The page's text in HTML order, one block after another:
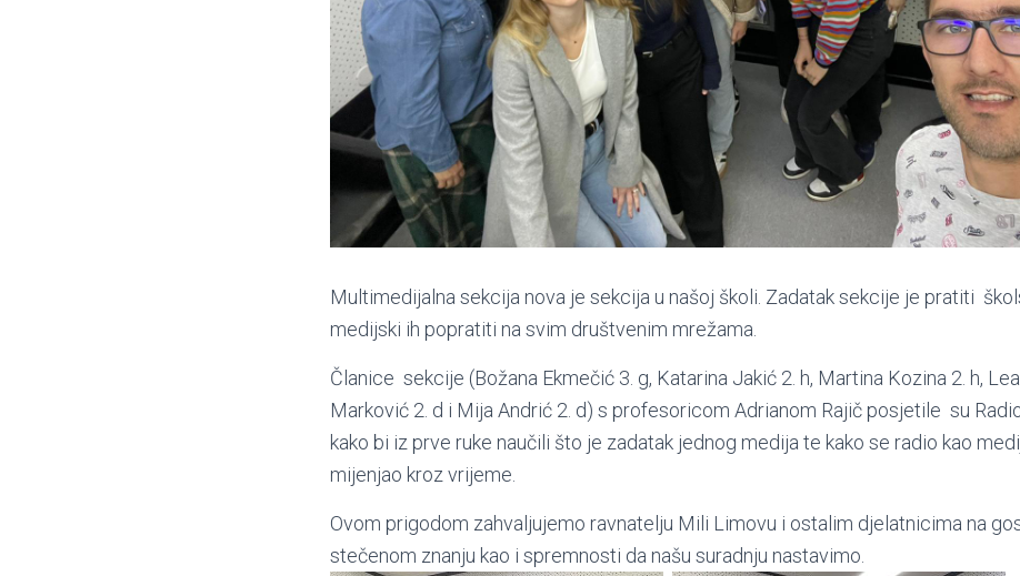
Multimedijalna sekcija nova je sekcija u našoj školi. Zadatak sekcije je pratiti
medijski ih popratiti na svim društvenim mrežama.
Članice sekcije (Božana Ekmečić 3. g, Katarina Jakić 2. h, Martina Kozina 2. h,
Marković 2. d i Mija Andrić 2. d) s profesoricom Adrianom Rajič posjetile su
kako bi iz prve ruke naučili što je zadatak jednog medija te kako se radio kao
mijenjao kroz vrijeme.
Ovom prigodom zahvaljujemo ravnatelju Mili Limovu i ostalim djelatnicima na
stečenom znanju kao i spremnosti da našu suradnju nastavimo.